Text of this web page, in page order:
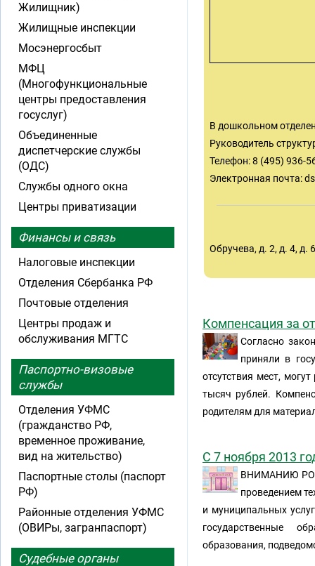
В дошкольном
Руководитель
Телефон: 8 (495) 936-
Электронная почта:
Обручева, д. 2, д. 4, д.
Компенсация за
Согласно
приняли в
отсутствия мест,
тысяч рублей.
родителям для
С 7 ноября 2013
ВНИМАНИЮ
проведением
и муниципальных
государственные
образования,
Жилищник)
Жилищные инспекции
Мосэнергосбыт
МФЦ
(Многофункциональные
центры предоставления
госуслуг)
Объединенные
диспетчерские службы
(ОДС)
Службы одного окна
Центры приватизации
Финансы и связь
Налоговые инспекции
Отделения Сбербанка РФ
Почтовые отделения
Центры продаж и
обслуживания МГТС
Паспортно-визовые
службы
Отделения УФМС
(гражданство РФ,
временное проживание,
вид на жительство)
Паспортные столы (паспорт
РФ)
Районные отделения УФМС
(ОВИРы, загранпаспорт)
Судебные органы